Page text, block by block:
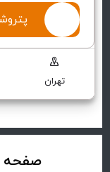
تهران
صفحه